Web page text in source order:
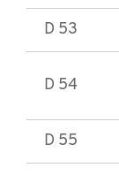
D 53
D 54
D 55